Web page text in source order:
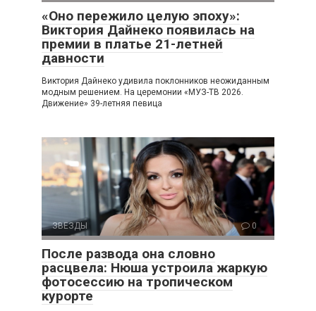
«Оно пережило целую эпоху»:
Виктория Дайнеко появилась на
премии в платье 21-летней
давности
Виктория Дайнеко удивила поклонников неожиданным
модным решением. На церемонии «МУЗ-ТВ 2026.
Движение» 39-летняя певица
ЗВЕЗДЫ 0
После развода она словно
расцвела: Нюша устроила жаркую
фотосессию на тропическом
курорте